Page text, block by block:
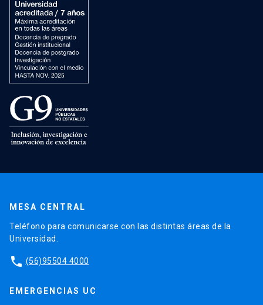
MESA CENTRAL
Teléfono para comunicarse con las distintas áreas de la
Universidad.
phone (56)95504 4000
EMERGENCIAS UC